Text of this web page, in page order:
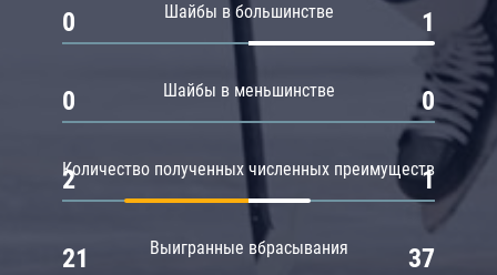
Шайбы в большинстве
0 1
Шайбы в меньшинстве
0 0
Количество полученных численных преимуществ
2 1
Выигранные вбрасывания
21 37